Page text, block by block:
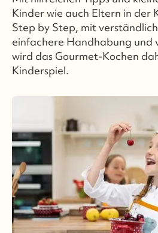
Kinder wie auch Eltern in der
Step by Step, mit
einfachere Handhabung und
wird das Gourmet-Kochen
Kinderspiel.